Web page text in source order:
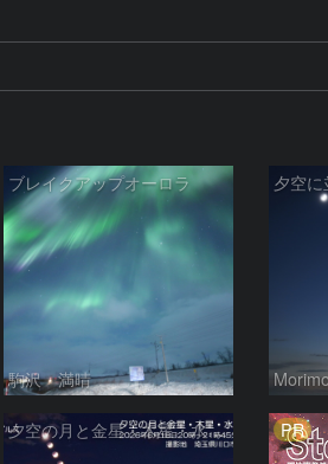
ブレイクアップオーロラ
駒沢 満晴
夕空に
夕空の月と金星・木星・水星の接近 2026/6/18 PR